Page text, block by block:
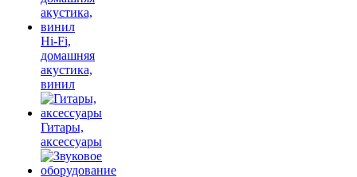
Hi-Fi,
домашняя
акустика,
винил
Гитары,
аксессуары